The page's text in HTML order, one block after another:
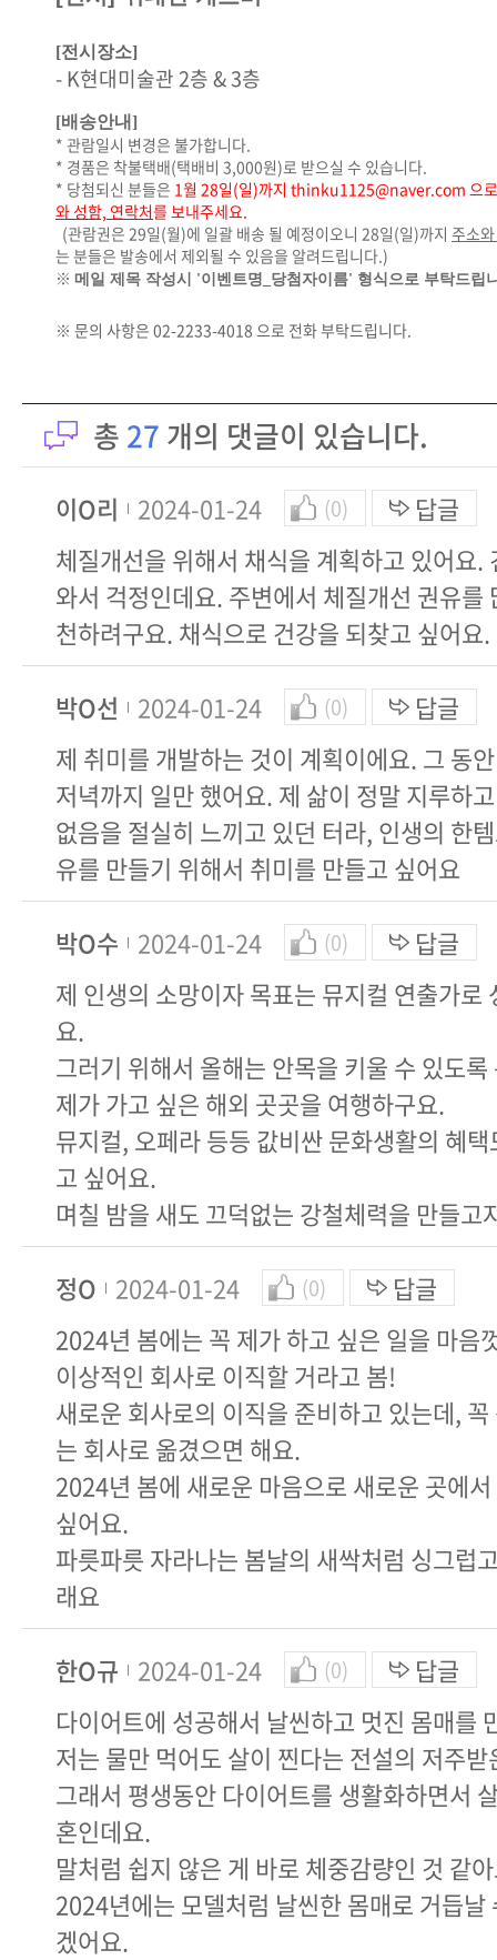
[전시장소]
- K현대미술관 2층 & 3층
[배송안내]
* 관람일시 변경은 불가합니다.
* 경품은 착불택배(택배비 3,000원)로 받으실 수 있습니다.
* 당첨되신 분들은 1월 28일(일)까지 thinku1125@naver.com 으
와 성함, 연락처를 보내주세요.
(관람권은 29일(월)에 일괄 배송 될 예정이오니 28일(일)까지 주소
는 분들은 발송에서 제외될 수 있음을 알려드립니다.)
※ 메일 제목 작성시 '이벤트명_당첨자이름' 형식으로 부탁드립
※ 문의 사항은 02-2233-4018 으로 전화 부탁드립니다.
총 27 개의 댓글이 있습니다.
이O리 2024-01-24 (0)
답글
체질개선을 위해서 채식을 계획하고 있어요.
와서 걱정인데요. 주변에서 체질개선 권유를
천하려구요. 채식으로 건강을 되찾고 싶어요.
박O선 2024-01-24 (0)
답글
제 취미를 개발하는 것이 계획이에요. 그 동
저녁까지 일만 했어요. 제 삶이 정말 지루하
없음을 절실히 느끼고 있던 터라, 인생의 한
유를 만들기 위해서 취미를 만들고 싶어요
박O수 2024-01-24 (0)
답글
제 인생의 소망이자 목표는 뮤지컬 연출가로
요.
그러기 위해서 올해는 안목을 키울 수 있도
제가 가고 싶은 해외 곳곳을 여행하구요.
뮤지컬, 오페라 등등 값비싼 문화생활의 혜
고 싶어요.
며칠 밤을 새도 끄덕없는 강철체력을 만들고
정O 2024-01-24 (0)
답글
2024년 봄에는 꼭 제가 하고 싶은 일을 마음
이상적인 회사로 이직할 거라고 봄!
새로운 회사로의 이직을 준비하고 있는데,
는 회사로 옮겼으면 해요.
2024년 봄에 새로운 마음으로 새로운 곳에
싶어요.
파릇파릇 자라나는 봄날의 새싹처럼 싱그럽
래요
한O규 2024-01-24 (0)
답글
다이어트에 성공해서 날씬하고 멋진 몸매를
저는 물만 먹어도 살이 찐다는 전설의 저주
그래서 평생동안 다이어트를 생활화하면서
혼인데요.
말처럼 쉽지 않은 게 바로 체중감량인 것 같
2024년에는 모델처럼 날씬한 몸매로 거듭날
겠어요.